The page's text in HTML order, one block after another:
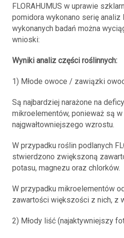
FLORAHUMUS w uprawie
pomidora wykonano serię analiz
wykonanych badań można
wnioski:
Wyniki analiz części roślinnych:
1) Młode owoce / zawiązki
Są najbardziej narażone na
mikroelementów, ponieważ są
najgwałtowniejszego wzrostu.
W przypadku roślin podlanych
stwierdzono zwiększoną
potasu, magnezu oraz chlorków.
W przypadku mikroelementów
zawartości większości z nich, z
2) Młody liść (najaktywniejszy